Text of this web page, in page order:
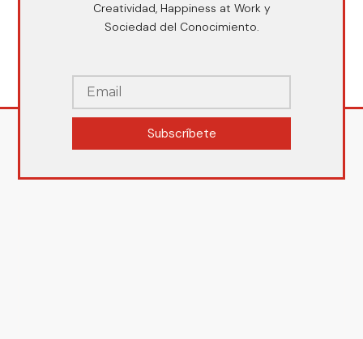
Creatividad, Happiness at Work y
Sociedad del Conocimiento.
Subscríbete